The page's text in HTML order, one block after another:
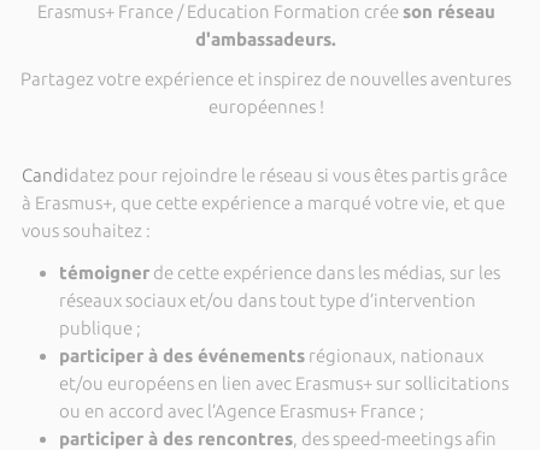
Erasmus+ France / Education Formation crée son réseau
d'ambassadeurs.
Partagez votre expérience et inspirez de nouvelles aventures
européennes !
Candidatez pour rejoindre le réseau si vous êtes partis grâce
à Erasmus+, que cette expérience a marqué votre vie, et que
vous souhaitez :
témoignerde cette expérience dans les médias, sur les
réseaux sociaux et/ou dans tout type d’intervention
publique ;
participer à des événementsrégionaux, nationaux
et/ou européens en lien avec Erasmus+ sur sollicitations
ou en accord avec l’Agence Erasmus+ France ;
participer à des rencontres, des speed-meetings afin